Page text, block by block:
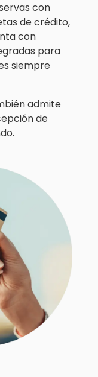
con
de crédito,
con
para
siempre
admite
de